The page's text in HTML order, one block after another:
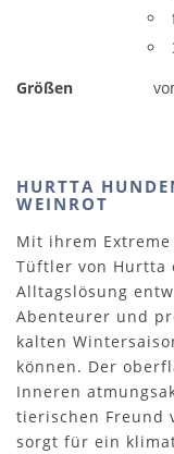
Größen
HURTTA
WEINROT
Mit ihrem
Tüftler von Hurtta
Alltagslösung
Abenteurer und
kalten
können. Der
Inneren
tierischen Freund
sorgt für ein